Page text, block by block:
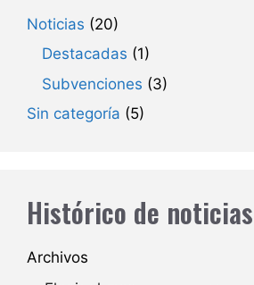
Noticias (20)
Destacadas (1)
Subvenciones (3)
Sin categoría (5)
Histórico de noticias
Archivos